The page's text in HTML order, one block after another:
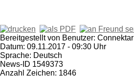
Bereitgestellt von Benutzer: Connektar
Datum: 09.11.2017 - 09:30 Uhr
Sprache: Deutsch
News-ID 1549373
Anzahl Zeichen: 1846